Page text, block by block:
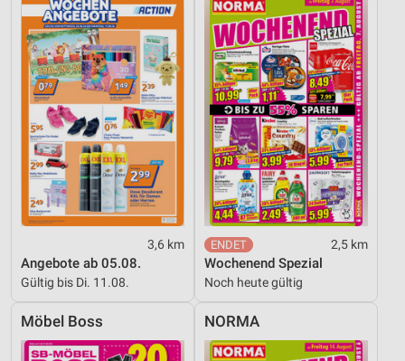
3,6 km
Angebote ab 05.08.
Gültig bis Di. 11.08.
2,5 km
Wochenend Spezial
Noch heute gültig
Möbel Boss NORMA